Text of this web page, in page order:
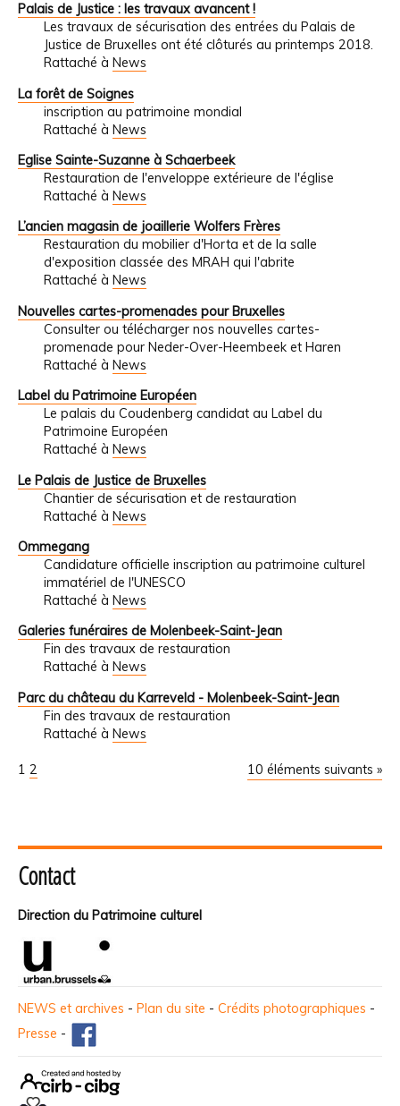
Palais de Justice : les travaux avancent !
Les travaux de sécurisation des entrées du Palais de
Justice de Bruxelles ont été clôturés au printemps 2018.
Rattaché à News
La forêt de Soignes
inscription au patrimoine mondial
Rattaché à News
Eglise Sainte-Suzanne à Schaerbeek
Restauration de l'enveloppe extérieure de l'église
Rattaché à News
L’ancien magasin de joaillerie Wolfers Frères
Restauration du mobilier d'Horta et de la salle
d'exposition classée des MRAH qui l'abrite
Rattaché à News
Nouvelles cartes-promenades pour Bruxelles
Consulter ou télécharger nos nouvelles cartes-
promenade pour Neder-Over-Heembeek et Haren
Rattaché à News
Label du Patrimoine Européen
Le palais du Coudenberg candidat au Label du
Patrimoine Européen
Rattaché à News
Le Palais de Justice de Bruxelles
Chantier de sécurisation et de restauration
Rattaché à News
Ommegang
Candidature officielle inscription au patrimoine culturel
immatériel de l'UNESCO
Rattaché à News
Galeries funéraires de Molenbeek-Saint-Jean
Fin des travaux de restauration
Rattaché à News
Parc du château du Karreveld - Molenbeek-Saint-Jean
Fin des travaux de restauration
Rattaché à News
10 éléments suivants »
1 2
Contact
Direction du Patrimoine culturel
NEWS et archives - Plan du site - Crédits photographiques -
Presse -